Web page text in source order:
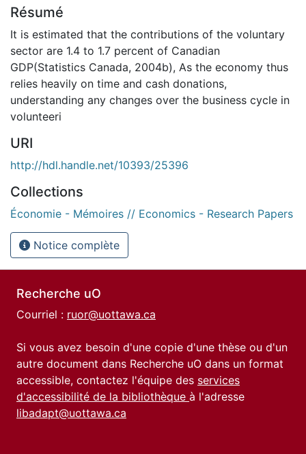
Résumé
It is estimated that the contributions of the voluntary
sector are 1.4 to 1.7 percent of Canadian
GDP(Statistics Canada, 2004b), As the economy thus
relies heavily on time and cash donations,
understanding any changes over the business cycle in
volunteeri
URI
http://hdl.handle.net/10393/25396
Collections
Économie - Mémoires // Economics - Research Papers
Notice complète
Recherche uO
Courriel : ruor@uottawa.ca
Si vous avez besoin d'une copie d'une thèse ou d'un
autre document dans Recherche uO dans un format
accessible, contactez l'équipe des services
d'accessibilité de la bibliothèque à l'adresse
libadapt@uottawa.ca